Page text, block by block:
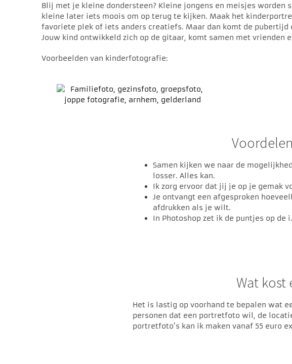
Blij met je kleine dondersteen? Kleine jongens en meisjes worden
kleine later iets moois om op terug te kijken. Maak het
favoriete plek of iets anders creatiefs. Maar dan komt de
Jouw kind ontwikkeld zich op de gitaar, komt samen met vrienden
Voorbeelden van kinderfotografie:
Samen kijken we naar de
losser. Alles kan.
Ik zorg ervoor dat jij je op je gemak
Je ontvangt een afgesproken
afdrukken als je wilt.
In Photoshop zet ik de puntjes op de i.
Wat
Het is lastig op voorhand te bepalen wat
personen dat een portretfoto wil, de
portretfoto’s kan ik maken vanaf 55 euro